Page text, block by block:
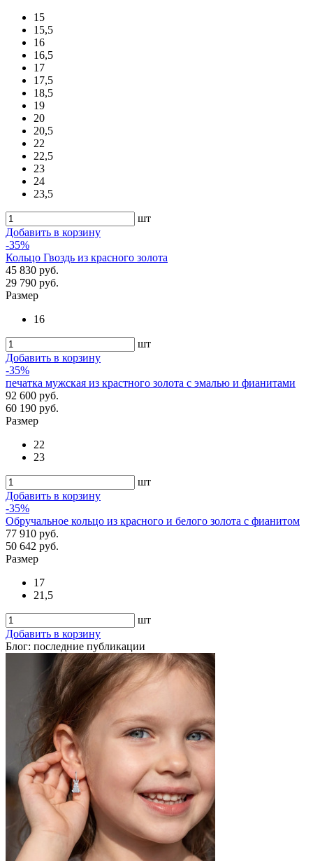
15
15,5
16
16,5
17
17,5
18,5
19
20
20,5
22
22,5
23
24
23,5
шт
Добавить в корзину
-35%
Кольцо Гвоздь из красного золота
45 830 руб.
29 790 руб.
Размер
16
шт
Добавить в корзину
-35%
печатка мужская из крастного золота с эмалью и фианитами
92 600 руб.
60 190 руб.
Размер
22
23
шт
Добавить в корзину
-35%
Обручальное кольцо из красного и белого золота с фианитом
77 910 руб.
50 642 руб.
Размер
17
21,5
шт
Добавить в корзину
Блог: последние публикации